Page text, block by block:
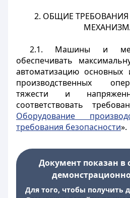
2. ОБЩИЕ
2.1. Машины и
обеспечивать
автоматизацию основных
производственных
тяжести и
соответствовать
Оборудование
требования безопасности».
Документ показан
Для того, чтобы получить